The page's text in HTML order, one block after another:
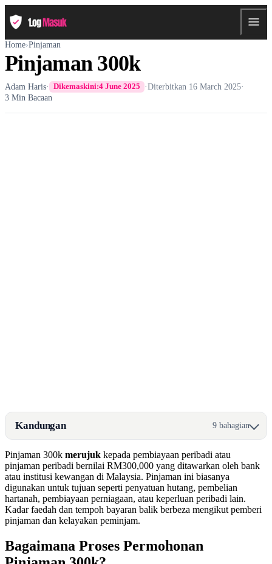
Home›Pinjaman
Pinjaman 300k
Adam Haris· Dikemaskini:4 June 2025 ·Diterbitkan 16 March 2025·
3 Min Bacaan
Kandungan 9 bahagian
Pinjaman 300k merujuk kepada pembiayaan peribadi atau
pinjaman peribadi bernilai RM300,000 yang ditawarkan oleh bank
atau institusi kewangan di Malaysia. Pinjaman ini biasanya
digunakan untuk tujuan seperti penyatuan hutang, pembelian
hartanah, pembiayaan perniagaan, atau keperluan peribadi lain.
Kadar faedah dan tempoh bayaran balik berbeza mengikut pemberi
pinjaman dan kelayakan peminjam.
Bagaimana Proses Permohonan